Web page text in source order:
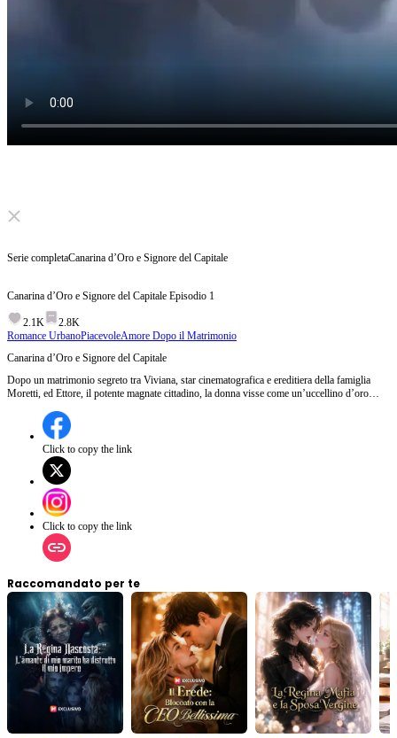
Click to unmute
Serie completaCanarina d’Oro e Signore del Capitale
Canarina d’Oro e Signore del Capitale Episodio 1
2.1K
2.8K
Romance UrbanoPiacevoleAmore Dopo il Matrimonio
Canarina d’Oro e Signore del Capitale
Dopo un matrimonio segreto tra Viviana, star cinematografica e ereditiera della famiglia
Moretti, ed Ettore, il potente magnate cittadino, la donna visse come un’uccellino d’oro
di Ettore. Le continue provocazioni di lei acuirono la crisi di coppia. Dubbi e le occasionali
debolezze di Ettore fecero perdere ogni speranza a Viviana. Mentre stava per chiedere il
divorzio, scoprì di essere incinta.
Click to copy the link
Click to copy the link
Raccomandato per te